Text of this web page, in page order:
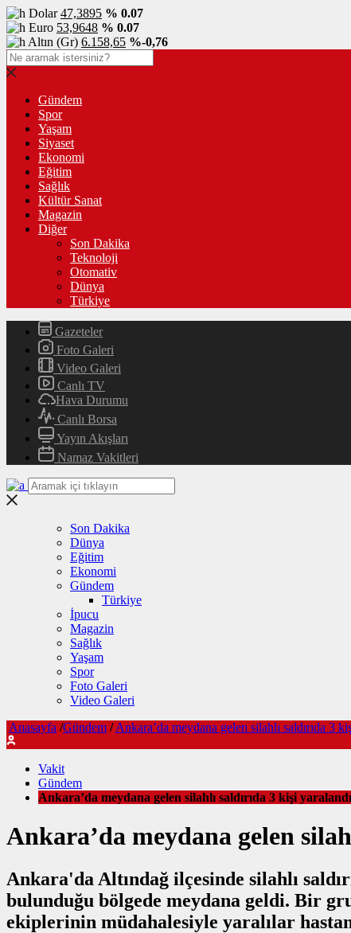
Dolar47,3895 % 0.07
Euro 53,9648 % 0.07
Altın (Gr) 6.158,65 %-0,76
Gündem
Spor
Yaşam
Siyaset
Ekonomi
Eğitim
Sağlık
Kültür Sanat
Magazin
Diğer
Son Dakika
Teknoloji
Otomativ
Dünya
Türkiye
Gazeteler
Foto Galeri
Video Galeri
Canlı TV
Hava Durumu
Canlı Borsa
Yayın Akışları
Namaz Vakitleri
Son Dakika
Dünya
Eğitim
Ekonomi
Gündem
Türkiye
İpucu
Magazin
Sağlık
Yaşam
Spor
Foto Galeri
Video Galeri
Anasayfa /Gündem / Ankara’da meydana gelen silahlı saldırıda 3
Vakit
Gündem
Ankara’da meydana gelen silahlı saldırıda 3 kişi
Ankara’da meydana gelen
Ankara'da Altındağ ilçesinde silahlı
bulunduğu bölgede meydana geldi. Bir
ekiplerinin müdahalesiyle yaralılar